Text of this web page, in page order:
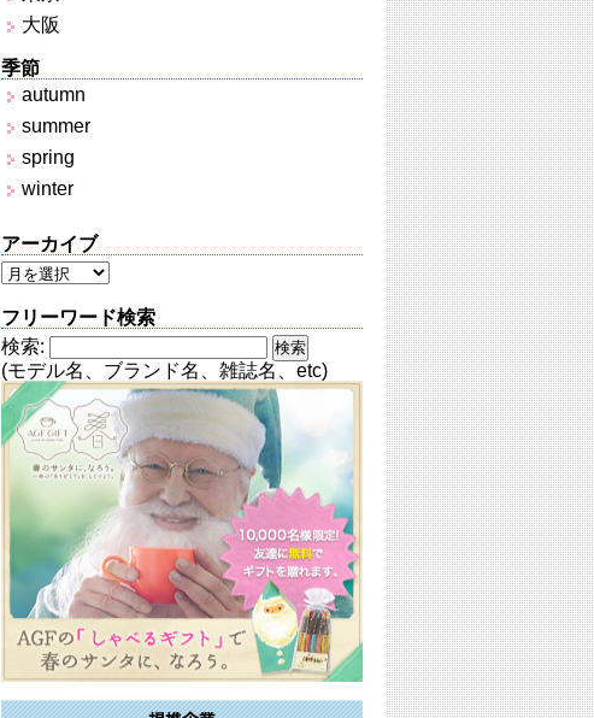
大阪
季節
autumn
summer
spring
winter
アーカイブ
フリーワード検索
検索:
(モデル名、ブランド名、雑誌名、etc)